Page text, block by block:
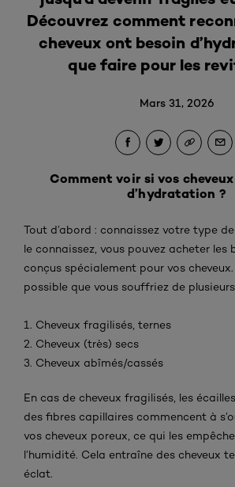
Découvrez comment
cheveux ont besoin
que faire pour les
Mars 31, 2026
Comment voir si vos
d’hydratation ?
Tout d’abord : connaissez votre type
le connaissez, vous pouvez acheter les
conçus spécialement pour vos
possible que vous souffriez de
1. Cheveux fragilisés, ternes
2. Cheveux (très) secs
3. Cheveux abîmés/cassés
En cas de cheveux fragilisés, les
des fibres capillaires commencent à
vos cheveux poreux, ce qui les
l’humidité. Cela entraîne des cheveux
éclat.